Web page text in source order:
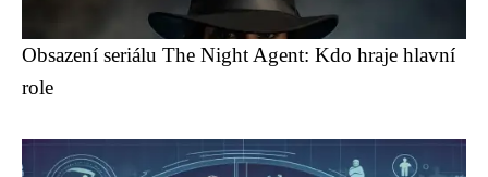
Obsazení seriálu The Night Agent: Kdo hraje hlavní
role